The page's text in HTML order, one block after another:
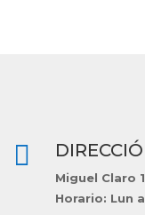

Miguel Claro
Horario: Lun